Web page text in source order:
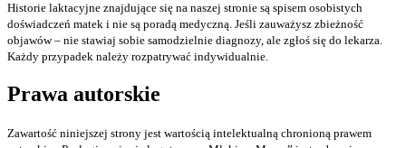
Historie laktacyjne znajdujące się na naszej stronie są spisem osobistych
doświadczeń matek i nie są poradą medyczną. Jeśli zauważysz zbieżność
objawów – nie stawiaj sobie samodzielnie diagnozy, ale zgłoś się do lekarza.
Każdy przypadek należy rozpatrywać indywidualnie.
Prawa autorskie
Zawartość niniejszej strony jest wartością intelektualną chronioną prawem